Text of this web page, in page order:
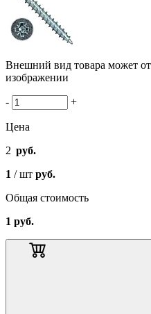
Внешний вид товара может
изображении
- +
Цена
2 руб.
1 / шт руб.
Общая стоимость
1 руб.